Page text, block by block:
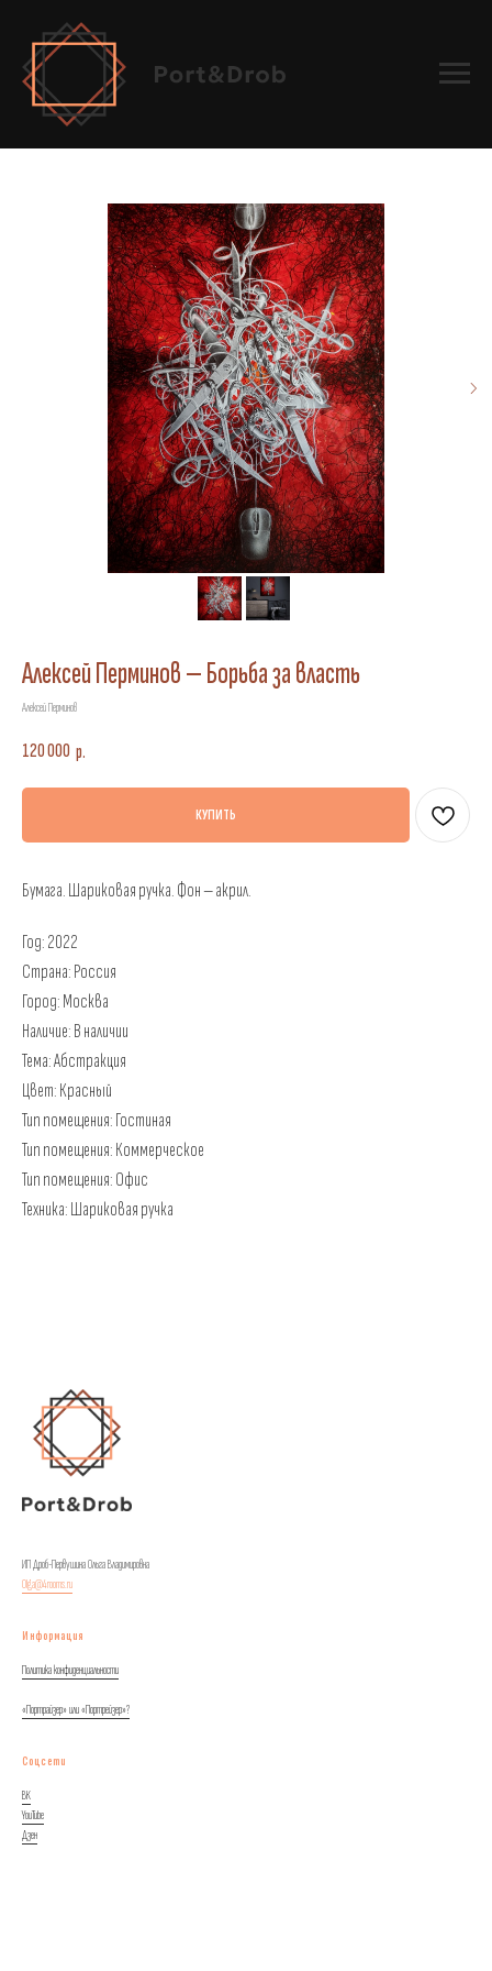
Алексей Перминов — Борьба за власть
Алексей Перминов
120 000 р.
КУПИТЬ
Бумага. Шариковая ручка. Фон — акрил.
Год: 2022
Страна: Россия
Город: Москва
Наличие: В наличии
Тема: Абстракция
Цвет: Красный
Тип помещения: Гостиная
Тип помещения: Коммерческое
Тип помещения: Офис
Техника: Шариковая ручка
ИП Дроб-Первушина Ольга Владимировна
Olga@4rooms.ru
Информация
Политика конфиденциальности
«Портрайзер» или «Портрейзер»?
Соцсети
ВК
YouTube
Дзен